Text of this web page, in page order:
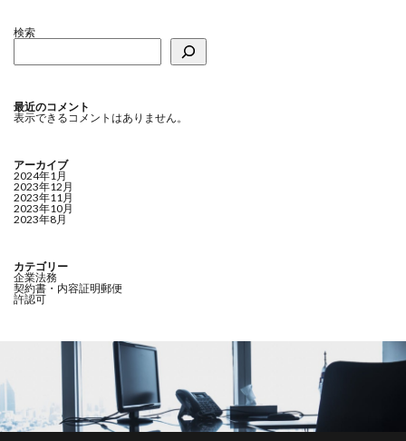
検索
最近のコメント
表示できるコメントはありません。
アーカイブ
2024年1月
2023年12月
2023年11月
2023年10月
2023年8月
カテゴリー
企業法務
契約書・内容証明郵便
許認可